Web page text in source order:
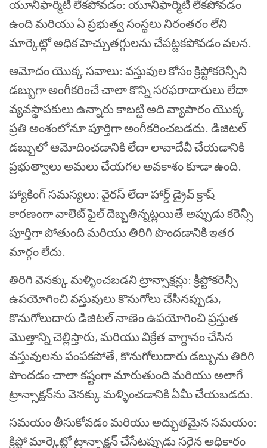
యూనిఫార్మిటీ లేకపోవడం: యూనిఫార్మిటీ లేకపోవడం
ఉంది మరియు ఏ ప్రభుత్వ సంస్థలు నిరంతరం లేని
మార్కెట్లో అధిక హెచ్చుతగ్గులను చేపట్టకపోవడం వలన.
ఆమోదం యొక్క సవాలు: వస్తువుల కోసం క్రిప్టోకరెన్సీని
డబ్బుగా అంగీకరించే చాలా కొన్ని సరఫరాదారులు లేదా
వ్యవస్థాపకులు ఉన్నారు కాబట్టి అది వ్యాపారం యొక్క
ప్రతి అంశంలోనూ పూర్తిగా అంగీకరించబడదు. డిజిటల్
డబ్బులో ఆమోదించడానికి లేదా లావాదేవీ చేయడానికి
ప్రభుత్వాలు అమలు చేయగల అవకాశం కూడా ఉంది.
హ్యాకింగ్ సమస్యలు: వైరస్ లేదా హార్డ్ డ్రైవ్ క్రాష్
కారణంగా వాలెట్ ఫైల్ దెబ్బతిన్నట్లయితే అప్పుడు కరెన్సీ
పూర్తిగా పోతుంది మరియు తిరిగి పొందడానికి ఇతర
మార్గం లేదు.
తిరిగి వెనక్కు మళ్ళించబడని ట్రాన్సాక్షన్లు: క్రిప్టోకరెన్సీ
ఉపయోగించి వస్తువులు కొనుగోలు చేసినప్పుడు,
కొనుగోలుదారు డిజిటల్ నాణెం ఉపయోగించి ప్రస్తుత
మొత్తాన్ని చెల్లిస్తారు, మరియు విక్రేత వాగ్దానం చేసిన
వస్తువులను పంపకపోతే, కొనుగోలుదారు డబ్బును తిరిగి
పొందడం చాలా కష్టంగా మారుతుంది మరియు అలాగే
ట్రాన్సాక్షన్‌ను వెనక్కు మళ్ళించడానికి ఏమీ చేయబడదు.
సమయం తీసుకోవడం మరియు అద్భుతమైన సమయం:
క్రిప్టో మార్కెట్లో ట్రాన్సాక్షన్ చేసేటప్పుడు సరైన అధికారం